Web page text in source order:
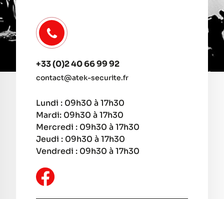
+33 (0)2 40 66 99 92
contact@atek-securite.fr
Lundi : 09h30 à 17h30
Mardi: 09h30 à 17h30
Mercredi : 09h30 à 17h30
Jeudi : 09h30 à 17h30
Vendredi : 09h30 à 17h30